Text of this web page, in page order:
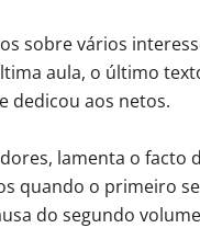
sobre vários
aula, o último
dedicou aos netos.
lamenta o facto
quando o primeiro
do segundo